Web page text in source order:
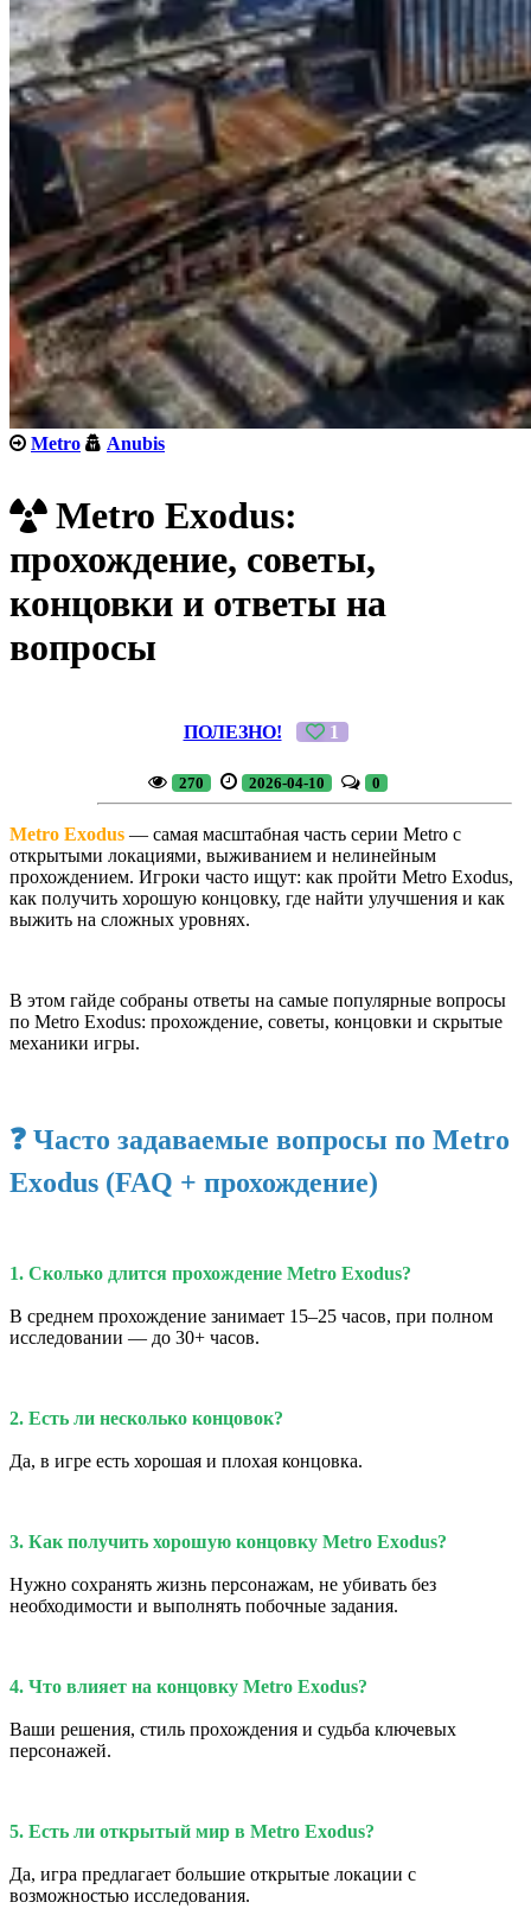
Metro Anubis
Metro Exodus:
прохождение, советы,
концовки и ответы на
вопросы
ПОЛЕЗНО! 1
270 2026-04-10 0
Metro Exodus — самая масштабная часть серии Metro с
открытыми локациями, выживанием и нелинейным
прохождением. Игроки часто ищут: как пройти Metro Exodus,
как получить хорошую концовку, где найти улучшения и как
выжить на сложных уровнях.
В этом гайде собраны ответы на самые популярные вопросы
по Metro Exodus: прохождение, советы, концовки и скрытые
механики игры.
❓ Часто задаваемые вопросы по Metro
Exodus (FAQ + прохождение)
1. Сколько длится прохождение Metro Exodus?
В среднем прохождение занимает 15–25 часов, при полном
исследовании — до 30+ часов.
2. Есть ли несколько концовок?
Да, в игре есть хорошая и плохая концовка.
3. Как получить хорошую концовку Metro Exodus?
Нужно сохранять жизнь персонажам, не убивать без
необходимости и выполнять побочные задания.
4. Что влияет на концовку Metro Exodus?
Ваши решения, стиль прохождения и судьба ключевых
персонажей.
5. Есть ли открытый мир в Metro Exodus?
Да, игра предлагает большие открытые локации с
возможностью исследования.